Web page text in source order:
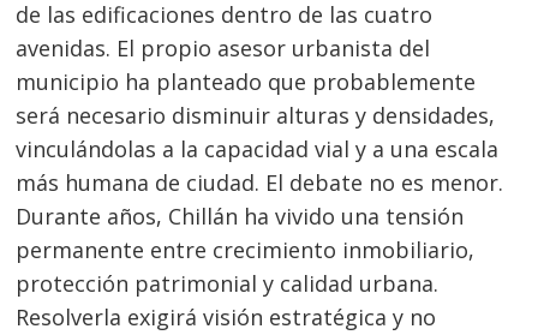
de las edificaciones dentro de las cuatro
avenidas. El propio asesor urbanista del
municipio ha planteado que probablemente
será necesario disminuir alturas y densidades,
vinculándolas a la capacidad vial y a una escala
más humana de ciudad. El debate no es menor.
Durante años, Chillán ha vivido una tensión
permanente entre crecimiento inmobiliario,
protección patrimonial y calidad urbana.
Resolverla exigirá visión estratégica y no